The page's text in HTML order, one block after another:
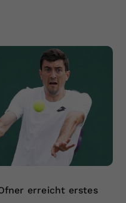
erreicht erstes